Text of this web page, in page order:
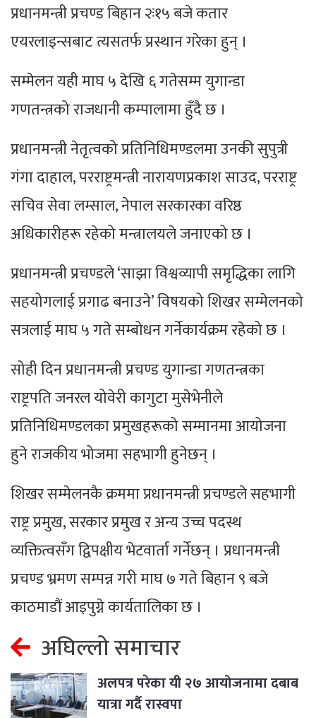
प्रधानमन्त्री प्रचण्ड बिहान २ः१५ बजे कतार
एयरलाइन्सबाट त्यसतर्फ प्रस्थान गरेका हुन् ।
सम्मेलन यही माघ ५ देखि ६ गतेसम्म युगान्डा
गणतन्त्रको राजधानी कम्पालामा हुँदै छ ।
प्रधानमन्त्री नेतृत्वको प्रतिनिधिमण्डलमा उनकी सुपुत्री
गंगा दाहाल, परराष्ट्रमन्त्री नारायणप्रकाश साउद, परराष्ट्र
सचिव सेवा लम्साल, नेपाल सरकारका वरिष्ठ
अधिकारीहरू रहेको मन्त्रालयले जनाएको छ ।
प्रधानमन्त्री प्रचण्डले ‘साझा विश्वव्यापी समृद्धिका लागि
सहयोगलाई प्रगाढ बनाउने’ विषयको शिखर सम्मेलनको
सत्रलाई माघ ५ गते सम्बोधन गर्नेकार्यक्रम रहेको छ ।
सोही दिन प्रधानमन्त्री प्रचण्ड युगान्डा गणतन्त्रका
राष्ट्रपति जनरल योवेरी कागुटा मुसेभेनीले
प्रतिनिधिमण्डलका प्रमुखहरूको सम्मानमा आयोजना
हुने राजकीय भोजमा सहभागी हुनेछन् ।
शिखर सम्मेलनकै क्रममा प्रधानमन्त्री प्रचण्डले सहभागी
राष्ट्र प्रमुख, सरकार प्रमुख र अन्य उच्च पदस्थ
व्यक्तित्वसँग द्विपक्षीय भेटवार्ता गर्नेछन् । प्रधानमन्त्री
प्रचण्ड भ्रमण सम्पन्न गरी माघ ७ गते बिहान ९ बजे
काठमाडौं आइपुग्ने कार्यतालिका छ ।
अघिल्लो समाचार
अलपत्र परेका यी २७ आयोजनामा दबाब
यात्रा गर्दै रास्वपा